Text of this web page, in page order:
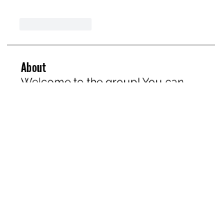
About
Welcome to the group! You can